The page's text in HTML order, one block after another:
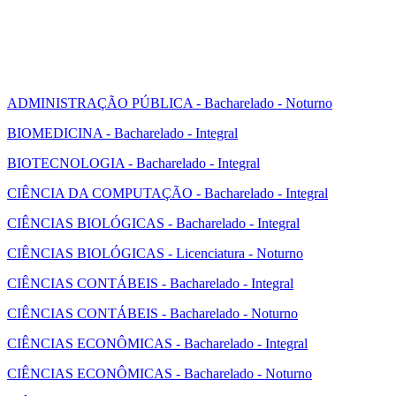
ADMINISTRAÇÃO PÚBLICA - Bacharelado - Noturno
BIOMEDICINA - Bacharelado - Integral
BIOTECNOLOGIA - Bacharelado - Integral
CIÊNCIA DA COMPUTAÇÃO - Bacharelado - Integral
CIÊNCIAS BIOLÓGICAS - Bacharelado - Integral
CIÊNCIAS BIOLÓGICAS - Licenciatura - Noturno
CIÊNCIAS CONTÁBEIS - Bacharelado - Integral
CIÊNCIAS CONTÁBEIS - Bacharelado - Noturno
CIÊNCIAS ECONÔMICAS - Bacharelado - Integral
CIÊNCIAS ECONÔMICAS - Bacharelado - Noturno